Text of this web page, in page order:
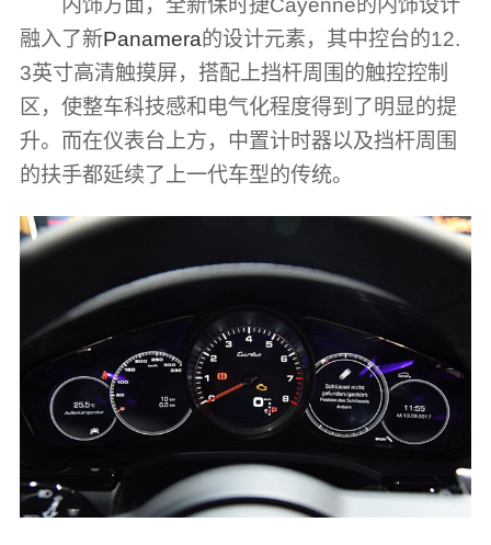
内饰方面，全新保时捷Cayenne的内饰设计
融入了新Panamera的设计元素，其中控台的12.
3英寸高清触摸屏，搭配上挡杆周围的触控控制
区，使整车科技感和电气化程度得到了明显的提
升。而在仪表台上方，中置计时器以及挡杆周围
的扶手都延续了上一代车型的传统。